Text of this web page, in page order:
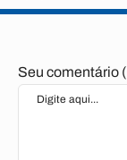
Seu comentário